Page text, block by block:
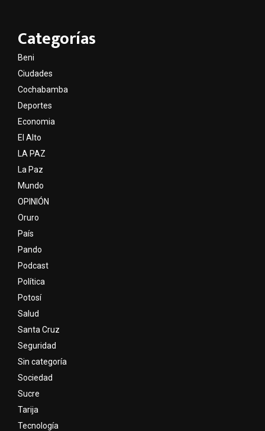
Categorías
Beni
Ciudades
Cochabamba
Deportes
Economia
El Alto
LA PAZ
La Paz
Mundo
OPINIÓN
Oruro
País
Pando
Podcast
Política
Potosí
Salud
Santa Cruz
Seguridad
Sin categoría
Sociedad
Sucre
Tarija
Tecnología